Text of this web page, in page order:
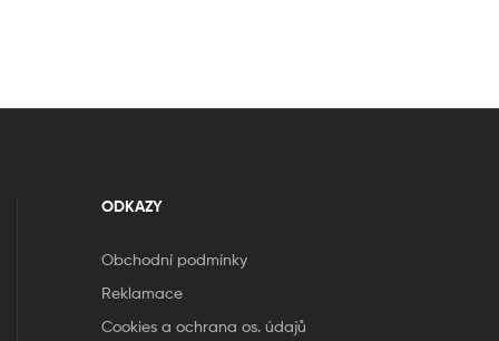
ODKAZY
Obchodní podmínky
Reklamace
Cookies a ochrana os. údajů